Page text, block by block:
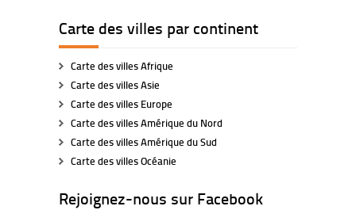
Carte des villes par continent
Carte des villes Afrique
Carte des villes Asie
Carte des villes Europe
Carte des villes Amérique du Nord
Carte des villes Amérique du Sud
Carte des villes Océanie
Rejoignez-nous sur Facebook